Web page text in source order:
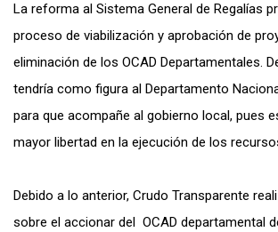
La reforma al Sistema General de Regalías
proceso de viabilización y aprobación de
eliminación de los OCAD Departamentales.
tendría como figura al Departamento
para que acompañe al gobierno local, pues
mayor libertad en la ejecución de los
Debido a lo anterior, Crudo Transparente
sobre el accionar del OCAD departamental